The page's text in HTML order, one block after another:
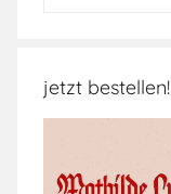
jetzt bestellen!